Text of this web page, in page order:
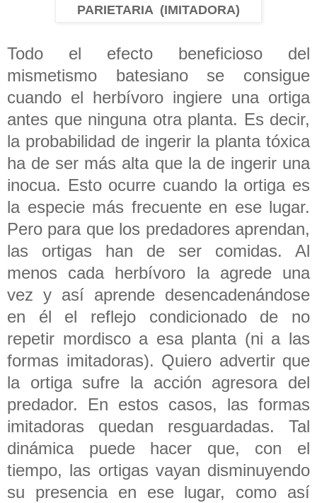
PARIETARIA (IMITADORA)
Todo el efecto beneficioso del
mismetismo batesiano se consigue
cuando el herbívoro ingiere una ortiga
antes que ninguna otra planta. Es decir,
la probabilidad de ingerir la planta tóxica
ha de ser más alta que la de ingerir una
inocua. Esto ocurre cuando la ortiga es
la especie más frecuente en ese lugar.
Pero para que los predadores aprendan,
las ortigas han de ser comidas. Al
menos cada herbívoro la agrede una
vez y así aprende desencadenándose
en él el reflejo condicionado de no
repetir mordisco a esa planta (ni a las
formas imitadoras). Quiero advertir que
la ortiga sufre la acción agresora del
predador. En estos casos, las formas
imitadoras quedan resguardadas. Tal
dinámica puede hacer que, con el
tiempo, las ortigas vayan disminuyendo
su presencia en ese lugar, como así